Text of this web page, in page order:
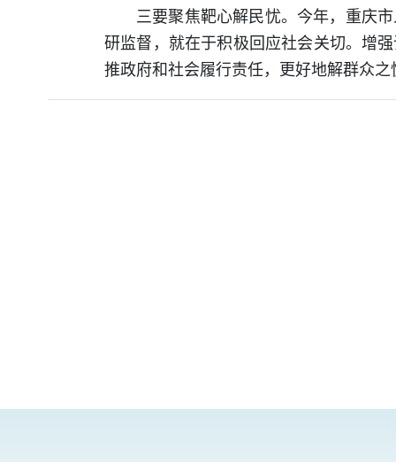
三要聚焦靶心解民忧。今年，重庆
研监督，就在于积极回应社会关切。增
推政府和社会履行责任，更好地解群众